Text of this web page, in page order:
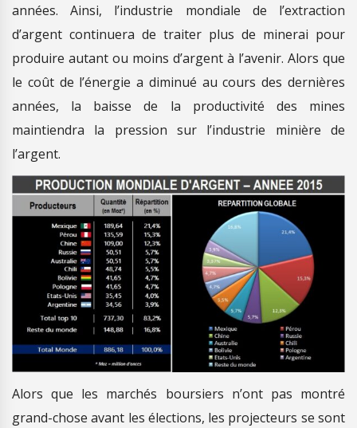
années. Ainsi, l’industrie mondiale de l’extraction
d’argent continuera de traiter plus de minerai pour
produire autant ou moins d’argent à l’avenir. Alors que
le coût de l’énergie a diminué au cours des dernières
années, la baisse de la productivité des mines
maintiendra la pression sur l’industrie minière de
l’argent.
Alors que les marchés boursiers n’ont pas montré
grand-chose avant les élections, les projecteurs se sont